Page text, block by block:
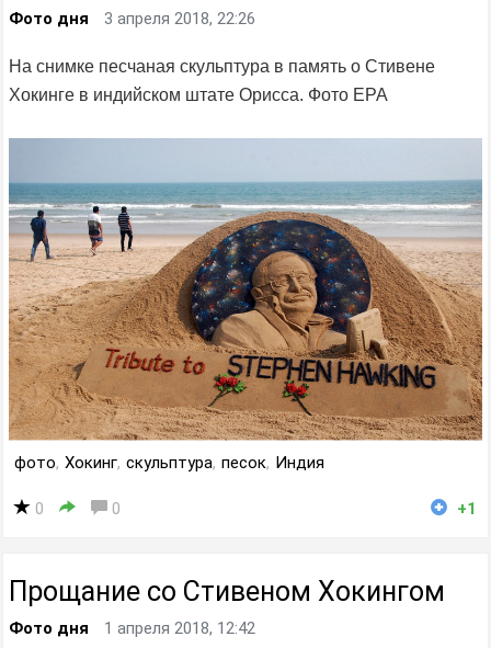
Фото дня 3 апреля 2018, 22:26
На снимке песчаная скульптура в память о Стивене
Хокинге в индийском штате Орисса. Фото EPA
фото, Хокинг, скульптура, песок, Индия
0 0 +1
Прощание со Стивеном Хокингом
Фото дня 1 апреля 2018, 12:42